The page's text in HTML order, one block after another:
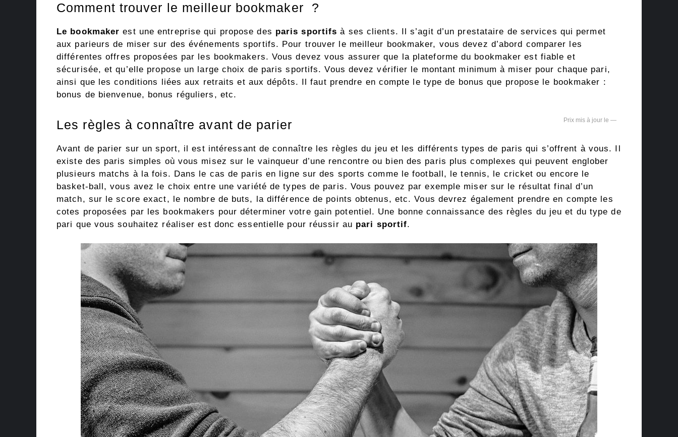
Comment trouver le meilleur bookmaker ?
Le bookmaker est une entreprise qui propose des paris sportifs à ses clients. Il s’agit d’un prestataire de services qui permet
aux parieurs de miser sur des événements sportifs. Pour trouver le meilleur bookmaker, vous devez d’abord comparer les
différentes offres proposées par les bookmakers. Vous devez vous assurer que la plateforme du bookmaker est fiable et
sécurisée, et qu’elle propose un large choix de paris sportifs. Vous devez vérifier le montant minimum à miser pour chaque pari,
ainsi que les conditions liées aux retraits et aux dépôts. Il faut prendre en compte le type de bonus que propose le bookmaker :
bonus de bienvenue, bonus réguliers, etc.
—
Les règles à connaître avant de parier
Avant de parier sur un sport, il est intéressant de connaître les règles du jeu et les différents types de paris qui s’offrent à vous. Il
existe des paris simples où vous misez sur le vainqueur d’une rencontre ou bien des paris plus complexes qui peuvent englober
plusieurs matchs à la fois. Dans le cas de paris en ligne sur des sports comme le football, le tennis, le cricket ou encore le
basket-ball, vous avez le choix entre une variété de types de paris. Vous pouvez par exemple miser sur le résultat final d’un
match, sur le score exact, le nombre de buts, la différence de points obtenus, etc. Vous devrez également prendre en compte les
cotes proposées par les bookmakers pour déterminer votre gain potentiel. Une bonne connaissance des règles du jeu et du type de
pari que vous souhaitez réaliser est donc essentielle pour réussir au pari sportif.